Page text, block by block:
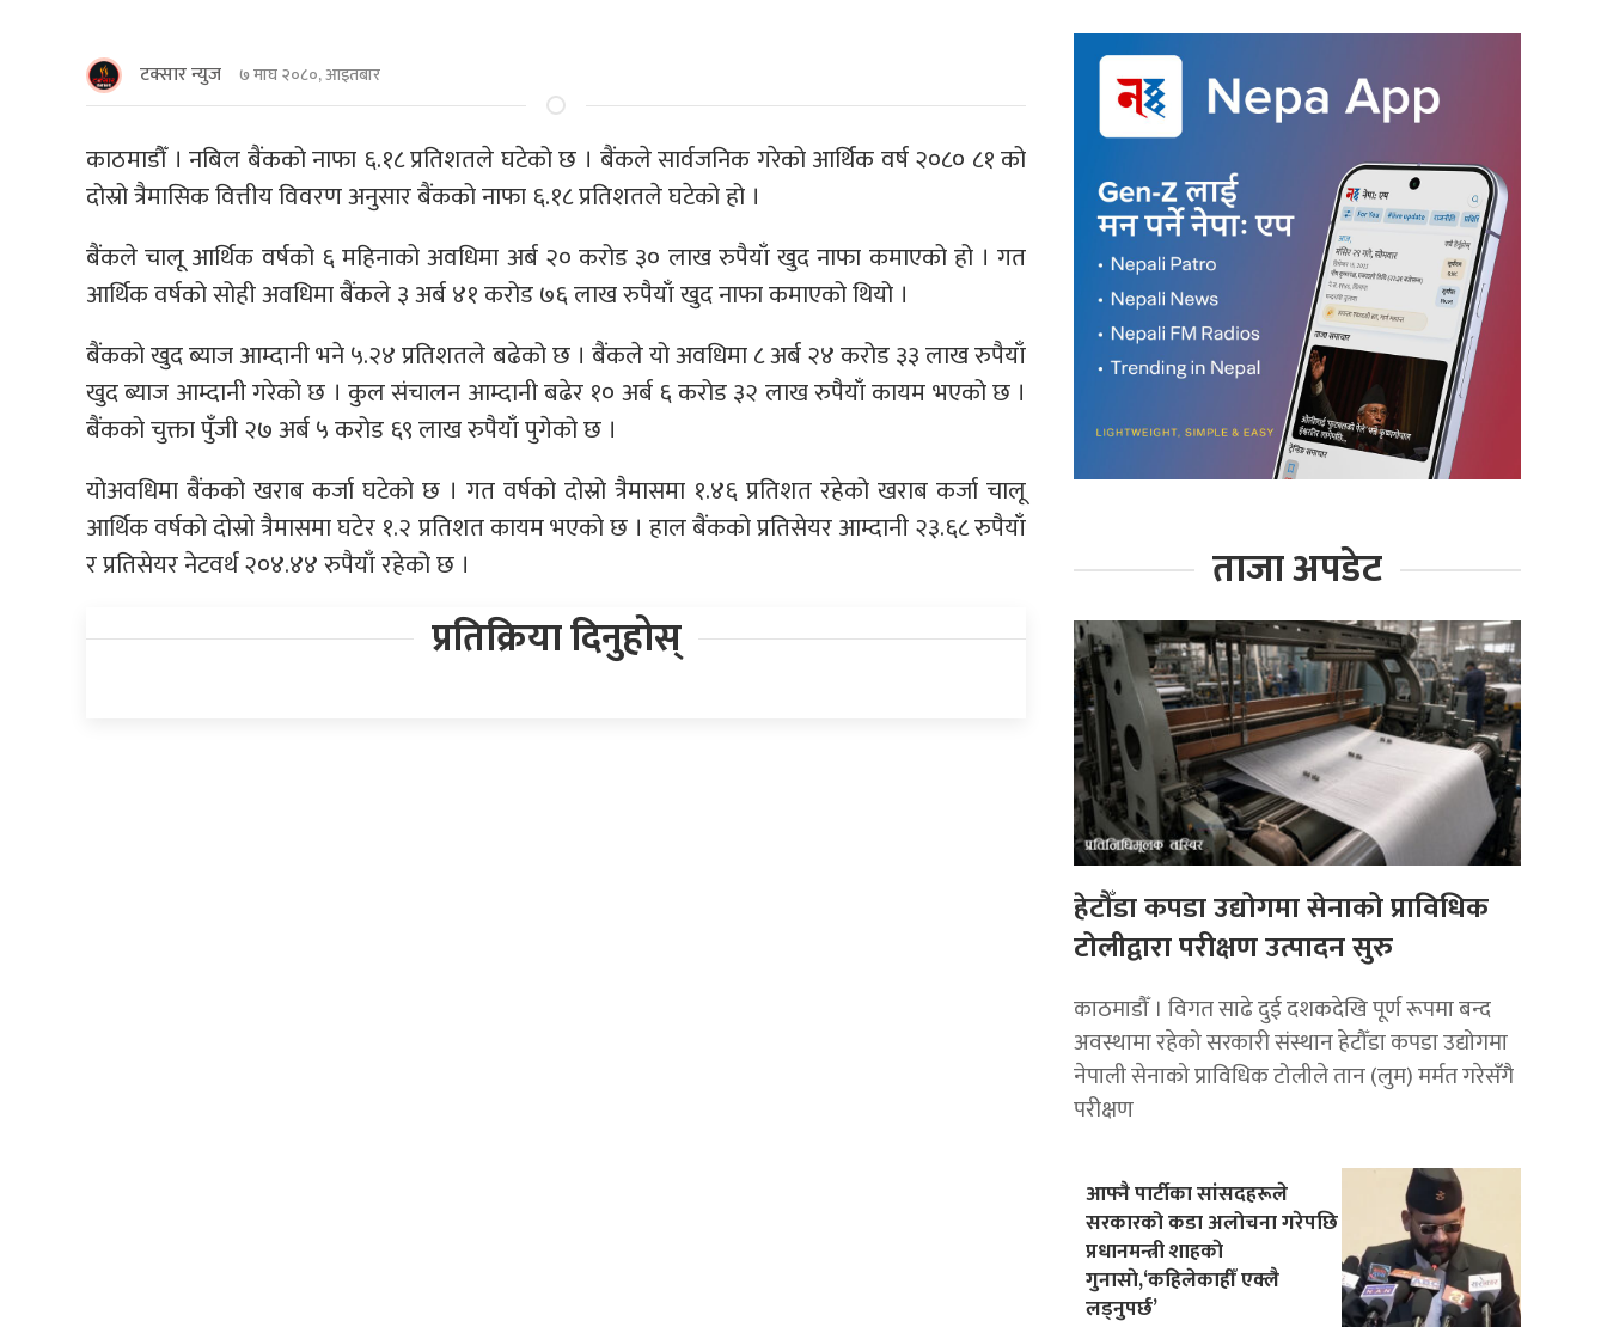
टक्सार न्युज ७ माघ २०८०, आइतबार
काठमाडौँ । नबिल बैंकको नाफा ६.१८ प्रतिशतले घटेको छ । बैंकले सार्वजनिक गरेको आर्थिक वर्ष २०८० ८१ को
दोस्रो त्रैमासिक वित्तीय विवरण अनुसार बैंकको नाफा ६.१८ प्रतिशतले घटेको हो ।
बैंकले चालू आर्थिक वर्षको ६ महिनाको अवधिमा अर्ब २० करोड ३० लाख रुपैयाँ खुद नाफा कमाएको हो । गत
आर्थिक वर्षको सोही अवधिमा बैंकले ३ अर्ब ४१ करोड ७६ लाख रुपैयाँ खुद नाफा कमाएको थियो ।
बैंकको खुद ब्याज आम्दानी भने ५.२४ प्रतिशतले बढेको छ । बैंकले यो अवधिमा ८ अर्ब २४ करोड ३३ लाख रुपैयाँ
खुद ब्याज आम्दानी गरेको छ । कुल संचालन आम्दानी बढेर १० अर्ब ६ करोड ३२ लाख रुपैयाँ कायम भएको छ ।
बैंकको चुक्ता पुँजी २७ अर्ब ५ करोड ६९ लाख रुपैयाँ पुगेको छ ।
योअवधिमा बैंकको खराब कर्जा घटेको छ । गत वर्षको दोस्रो त्रैमासमा १.४६ प्रतिशत रहेको खराब कर्जा चालू
आर्थिक वर्षको दोस्रो त्रैमासमा घटेर १.२ प्रतिशत कायम भएको छ । हाल बैंकको प्रतिसेयर आम्दानी २३.६८ रुपैयाँ
र प्रतिसेयर नेटवर्थ २०४.४४ रुपैयाँ रहेको छ ।
प्रतिक्रिया दिनुहोस्
ताजा अपडेट
हेटौँडा कपडा उद्योगमा सेनाको प्राविधिक
टोलीद्वारा परीक्षण उत्पादन सुरु
काठमाडौँ । विगत साढे दुई दशकदेखि पूर्ण रूपमा बन्द
अवस्थामा रहेको सरकारी संस्थान हेटौँडा कपडा उद्योगमा
नेपाली सेनाको प्राविधिक टोलीले तान (लुम) मर्मत गरेसँगै
परीक्षण
आफ्नै पार्टीका सांसदहरूले
सरकारको कडा अलोचना गरेपछि
प्रधानमन्त्री शाहकाे
गुनासाे,‘कहिलेकाहीँ एक्लै
लड्नुपर्छ’